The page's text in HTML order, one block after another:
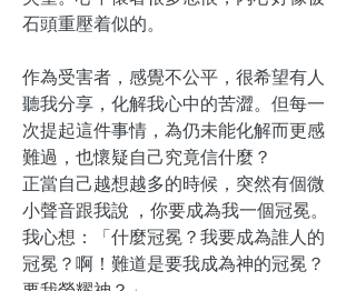
石頭重壓着似的。
作為受害者，感覺不公平，很希望有人
聽我分享，化解我心中的苦澀。但每一
次提起這件事情，為仍未能化解而更感
難過，也懷疑自己究竟信什麼？
正當自己越想越多的時候，突然有個微
小聲音跟我說 ，你要成為我一個冠冕。
我心想：「什麼冠冕？我要成為誰人的
冠冕？啊！難道是要我成為神的冠冕？